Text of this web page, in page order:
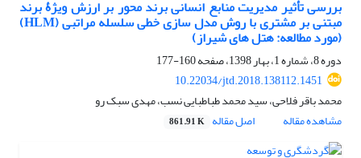
بررسی تأثیر مدیریت منابع انسانی برند محور بر ارزش ویژۀ برند
مبتنی بر مشتری با روش مدل سازی خطی سلسله مراتبی (HLM)
(مورد مطالعه: هتل های شیراز)
دوره 8، شماره 1، بهار 1398، صفحه
160-177
10.22034/jtd.2018.138112.1451
محمد باقر فلاحی، سید محمد طباطبایی نسب، مهدی سبک رو
مشاهده مقاله
اصل مقاله 861.91 K